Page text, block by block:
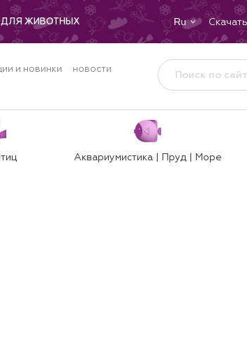
ЖИВОТНЫХ Ru
И НОВИНКИ
НОВОСТИ
Аквариумистика | Пруд | Море